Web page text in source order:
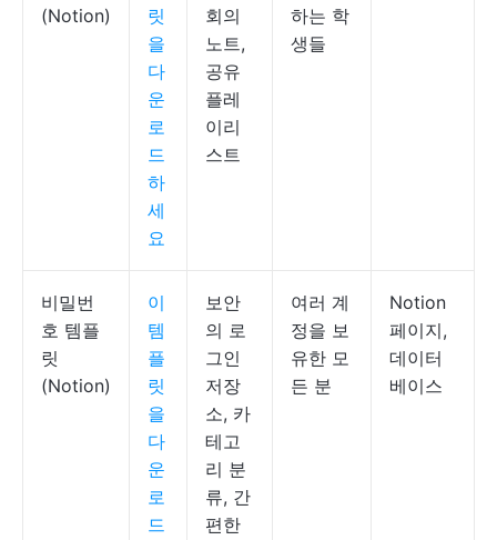
(Notion)
릿
을
다
운
로
드
하
세
요
회의
노트,
공유
플레
이리
스트
하는 학
생들
비밀번
호 템플
릿
(Notion)
이
템
플
릿
을
다
운
로
드
보안
의 로
그인
저장
소, 카
테고
리 분
류, 간
편한
여러 계
정을 보
유한 모
든 분
Notion
페이지,
데이터
베이스